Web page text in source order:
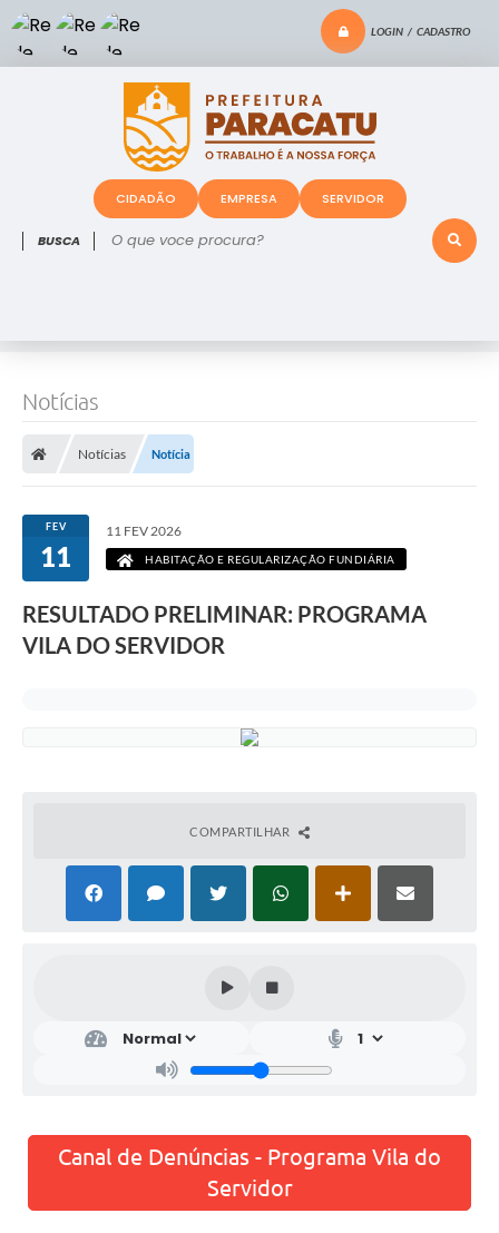
LOGIN / CADASTRO
O que voce procura?
CIDADÃO EMPRESA SERVIDOR
Notícias
Notícias Notícia
FEV
11
11 FEV 2026
HABITAÇÃO E REGULARIZAÇÃO FUNDIÁRIA
RESULTADO PRELIMINAR: PROGRAMA
VILA DO SERVIDOR
COMPARTILHAR
Canal de Denúncias - Programa Vila do
Servidor